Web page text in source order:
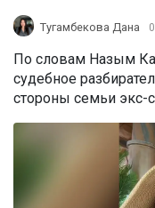
Тугамбекова Дана
По словам Назым
судебное
стороны семьи экс-